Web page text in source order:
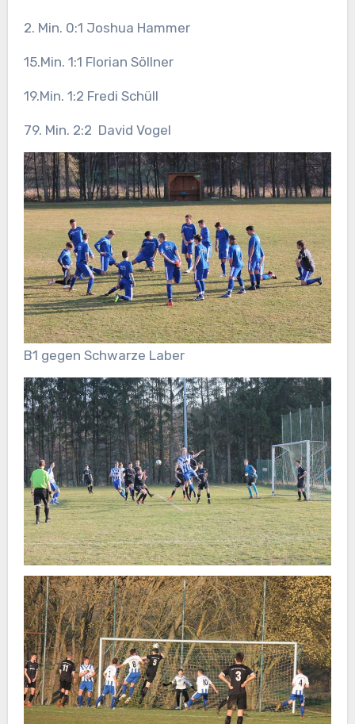
2. Min. 0:1 Joshua Hammer
15.Min. 1:1 Florian Söllner
19.Min. 1:2 Fredi Schüll
79. Min. 2:2 David Vogel
B1 gegen Schwarze Laber